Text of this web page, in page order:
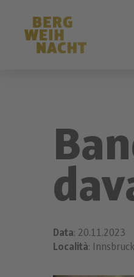
Data: 20.11.2023
Località: